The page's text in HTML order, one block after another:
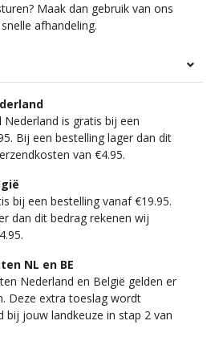
Maak dan gebruik van ons
afhandeling.
is gratis bij een
Bij een bestelling lager dan dit
van €4.95.
bij een bestelling vanaf €19.95.
dan dit bedrag rekenen wij
NL en BE
Nederland en België gelden er
Deze extra toeslag wordt
jouw landkeuze in stap 2 van